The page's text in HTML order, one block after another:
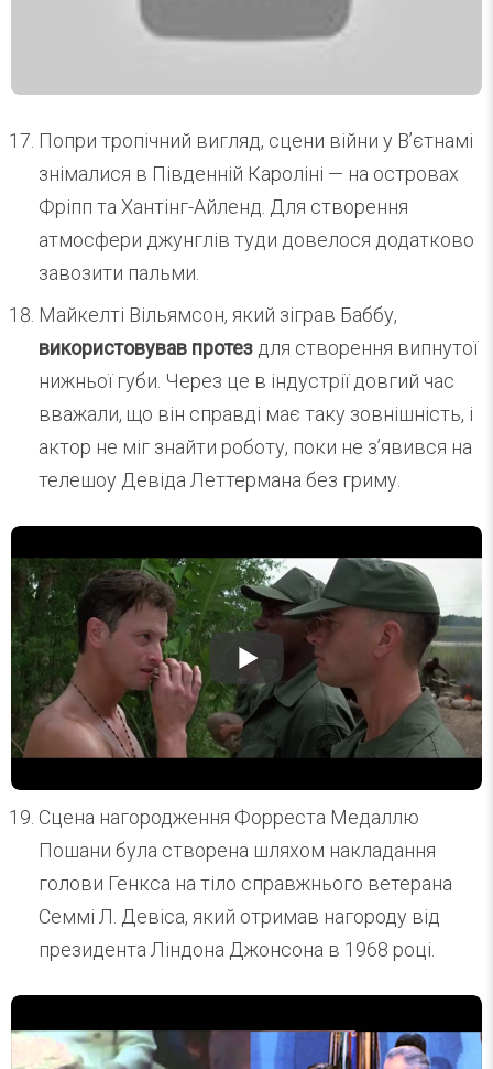
Попри тропічний вигляд, сцени війни у В’єтнамі
знімалися в Південній Кароліні — на островах
Фріпп та Хантінг-Айленд. Для створення
атмосфери джунглів туди довелося додатково
завозити пальми.
Майкелті Вільямсон, який зіграв Баббу,
використовував протез для створення випнутої
нижньої губи. Через це в індустрії довгий час
вважали, що він справді має таку зовнішність, і
актор не міг знайти роботу, поки не з’явився на
телешоу Девіда Леттермана без гриму.
Сцена нагородження Форреста Медаллю
Пошани була створена шляхом накладання
голови Генкса на тіло справжнього ветерана
Семмі Л. Девіса, який отримав нагороду від
президента Ліндона Джонсона в 1968 році.